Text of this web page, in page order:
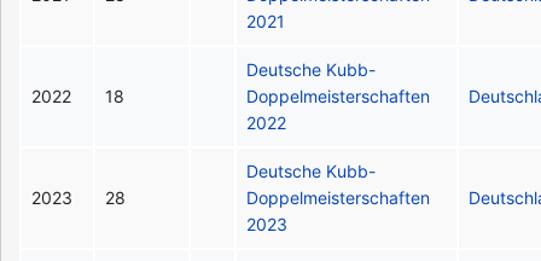
2021
2022 18
Deutsche Kubb-
Doppelmeisterschaften
2022
2023 28
Deutsche Kubb-
Doppelmeisterschaften
2023